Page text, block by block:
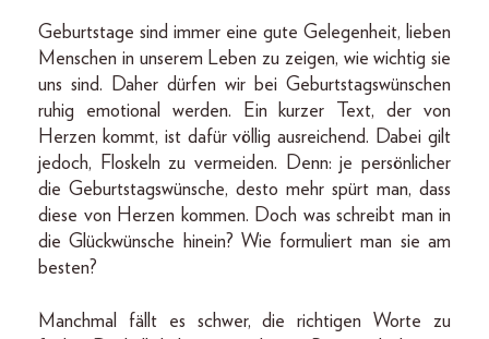
Geburtstage sind immer eine gute Gelegenheit, lieben
Menschen in unserem Leben zu zeigen, wie wichtig sie
uns sind. Daher dürfen wir bei Geburtstagswünschen
ruhig emotional werden. Ein kurzer Text, der von
Herzen kommt, ist dafür völlig ausreichend. Dabei gilt
jedoch, Floskeln zu vermeiden. Denn: je persönlicher
die Geburtstagswünsche, desto mehr spürt man, dass
diese von Herzen kommen. Doch was schreibt man in
die Glückwünsche hinein? Wie formuliert man sie am
besten?
Manchmal fällt es schwer, die richtigen Worte zu